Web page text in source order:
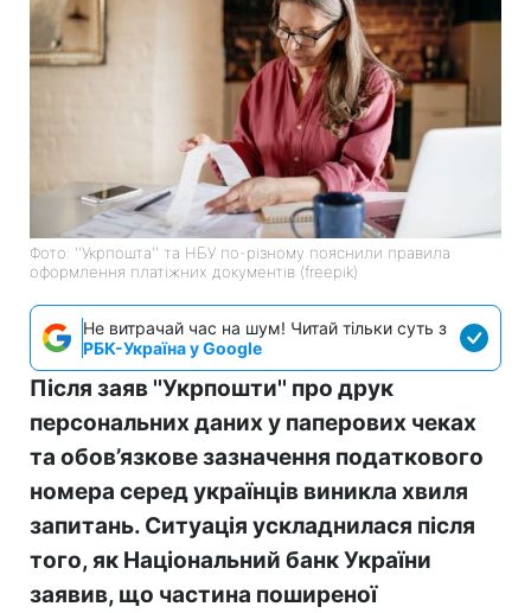
Фото: ''Укрпошта'' та НБУ по-різному пояснили правила
оформлення платіжних документів (freepik)
Не витрачай час на шум! Читай тільки суть з
РБК-Україна у Google
Після заяв ''Укрпошти'' про друк
персональних даних у паперових чеках
та обов’язкове зазначення податкового
номера серед українців виникла хвиля
запитань. Ситуація ускладнилася після
того, як Національний банк України
заявив, що частина поширеної